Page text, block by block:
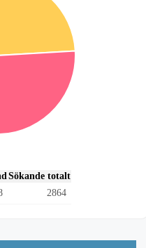
Sökande totalt
2864